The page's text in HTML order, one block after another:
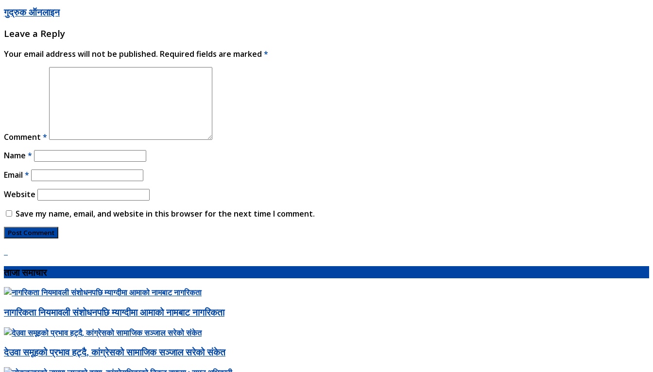
गुद्रुक ऑनलाइन
Leave a Reply
Your email address will not be published. Required fields are marked *
Comment *
Name *
Email *
Website
Save my name, email, and website in this browser for the next time I comment.
ताजा समाचार
नागरिकता नियमावली संशोधनपछि म्याग्दीमा आमाको नामबाट नागरिकता
देउवा समूहको प्रभाव हट्दै, कांग्रेसको सामाजिक सञ्जाल सरेको संकेत